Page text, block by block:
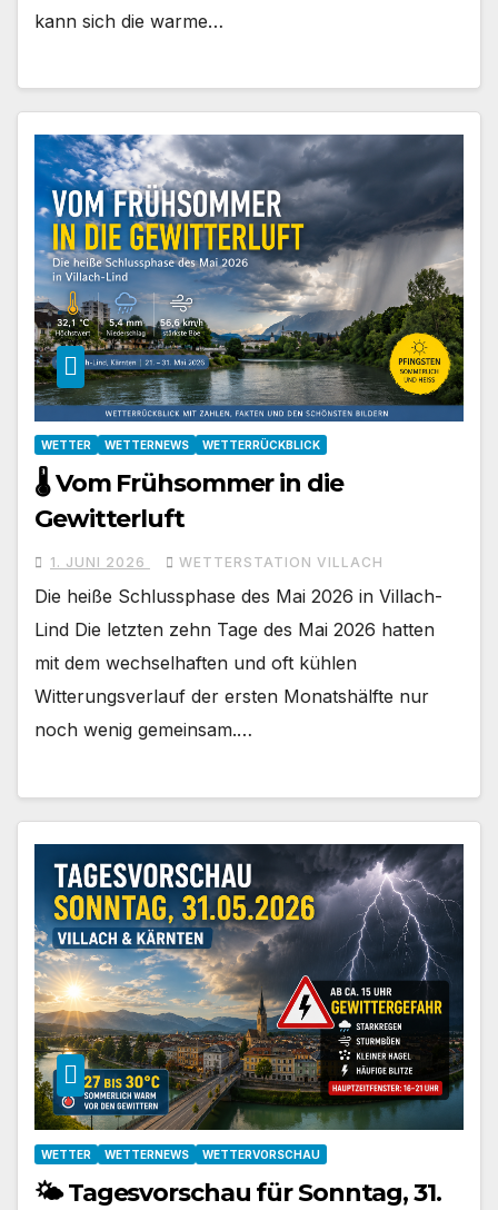
kann sich die warme…
WETTER WETTERNEWS WETTERRÜCKBLICK
🌡️ Vom Frühsommer in die
Gewitterluft
1. JUNI 2026 WETTERSTATION VILLACH
Die heiße Schlussphase des Mai 2026 in Villach-
Lind Die letzten zehn Tage des Mai 2026 hatten
mit dem wechselhaften und oft kühlen
Witterungsverlauf der ersten Monatshälfte nur
noch wenig gemeinsam.…
WETTER WETTERNEWS WETTERVORSCHAU
🌤️ Tagesvorschau für Sonntag, 31.